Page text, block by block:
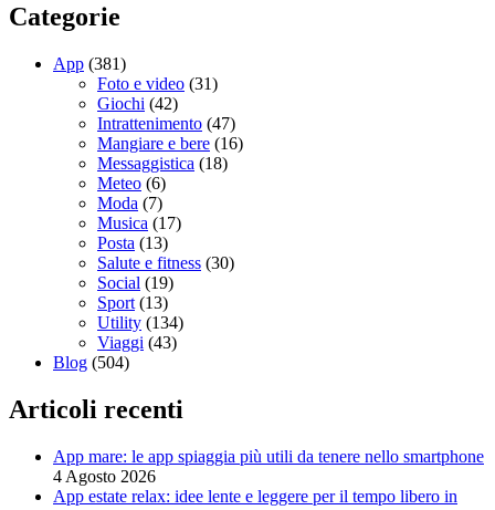
Categorie
App (381)
Foto e video (31)
Giochi (42)
Intrattenimento (47)
Mangiare e bere (16)
Messaggistica (18)
Meteo (6)
Moda (7)
Musica (17)
Posta (13)
Salute e fitness (30)
Social (19)
Sport (13)
Utility (134)
Viaggi (43)
Blog (504)
Articoli recenti
App mare: le app spiaggia più utili da tenere nello smartphone
4 Agosto 2026
App estate relax: idee lente e leggere per il tempo libero in